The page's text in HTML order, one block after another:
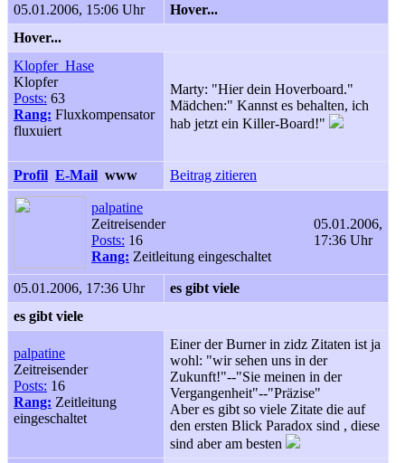
05.01.2006, 15:06 Uhr
Hover...
Hover...
Klopfer_Hase
Klopfer
Posts: 63
Rang: Fluxkompensator
fluxuiert
Marty: "Hier dein Hoverboard."
Mädchen:" Kannst es behalten, ich
hab jetzt ein Killer-Board!"
Profil E-Mail www Beitrag zitieren
palpatine
Zeitreisender
Posts: 16
Rang: Zeitleitung eingeschaltet
05.01.2006,
17:36 Uhr
05.01.2006, 17:36 Uhr
es gibt viele
es gibt viele
palpatine
Zeitreisender
Posts: 16
Rang: Zeitleitung
eingeschaltet
Einer der Burner in zidz Zitaten ist ja
wohl: "wir sehen uns in der
Zukunft!"--"Sie meinen in der
Vergangenheit"--"Präzise"
Aber es gibt so viele Zitate die auf
den ersten Blick Paradox sind , diese
sind aber am besten